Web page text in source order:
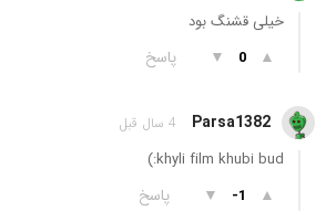
خیلی قشنگ بود
▲
0
▼ پاسخ
Parsa1382 4 سال قبل
khyli film khubi bud:)
▲
-1
▼ پاسخ